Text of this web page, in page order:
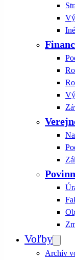
Iné
Voľby
Archív